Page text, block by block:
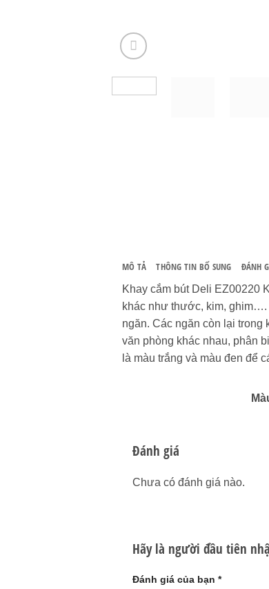
MÔ TẢ THÔNG TIN BỔ SUNG ĐÁNH
Khay cắm bút Deli EZ00220
khác như thước, kim, ghim….
ngăn. Các ngăn còn lại
văn phòng khác nhau, phân
là màu trắng và màu đen để
Đánh giá
Chưa có đánh giá nào.
Hãy là người đầu tiên
Đánh giá của bạn *